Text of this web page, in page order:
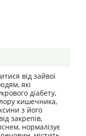
від зайвої
які
діабету,
кишечника,
з його
закрепів,
нормалізує